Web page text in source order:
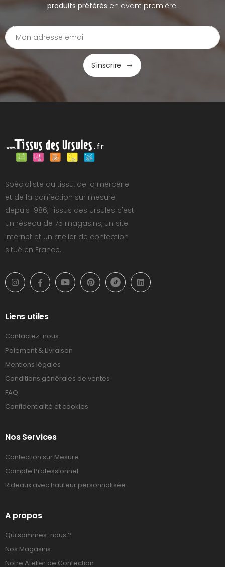
produits préférés en avant première.
S'inscrire
Spécialiste du tissu, de la mercerie
et de la confection sur mesure
depuis 1986, Tissus des Ursules c'est
un réseau de 75 magasins, un site
Internet et un atelier de confection
situé en France.
Liens utiles
Contactez-nous
Paiement & Livraison
Mentions légales
Conditions générales de ventes
FAQ
Confidentialité et cookies
Nos Services
Confection sur Mesure
Compte Professionnel
Rideaux avec hauteur personnalisée
A propos
Qui sommes-nous ?
Nos Magasins
Notre Atelier de Confection